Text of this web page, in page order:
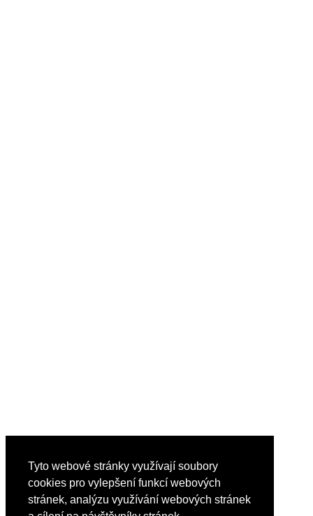
Tyto webové stránky využívají soubory
cookies pro vylepšení funkcí webových
stránek, analýzu využívání webových stránek